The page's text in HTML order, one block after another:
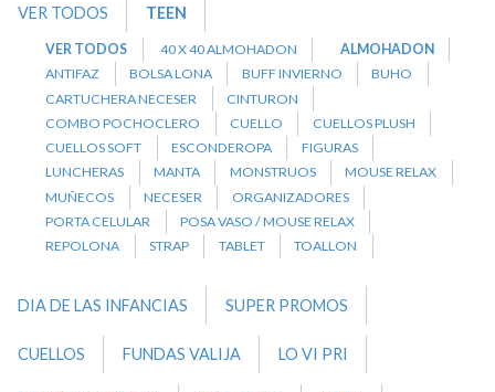
VER TODOS TEEN
VER TODOS 40 X 40 ALMOHADON
ALMOHADON
ANTIFAZ
BOLSA LONA BUFF INVIERNO
BUHO
CARTUCHERA NECESER
CINTURON
COMBO POCHOCLERO
CUELLO
CUELLOS PLUSH
CUELLOS SOFT
ESCONDEROPA
FIGURAS
LUNCHERAS
MANTA MONSTRUOS
MOUSE RELAX
MUÑECOS
NECESER
ORGANIZADORES
PORTA CELULAR
POSA VASO / MOUSE RELAX
REPOLONA
STRAP TABLET TOALLON
DIA DE LAS INFANCIAS SUPER PROMOS
CUELLOS FUNDAS VALIJA LO VI PRI